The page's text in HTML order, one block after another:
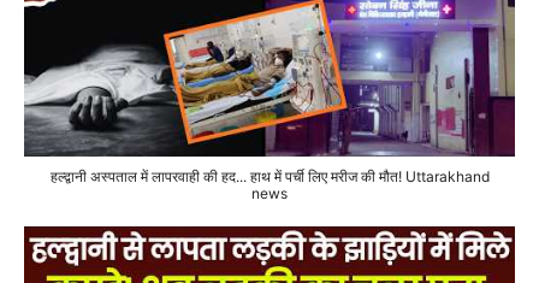
हल्द्वानी अस्पताल में लापरवाही की हद... हाथ में पर्ची लिए मरीज की मौत! Uttarakhand
news